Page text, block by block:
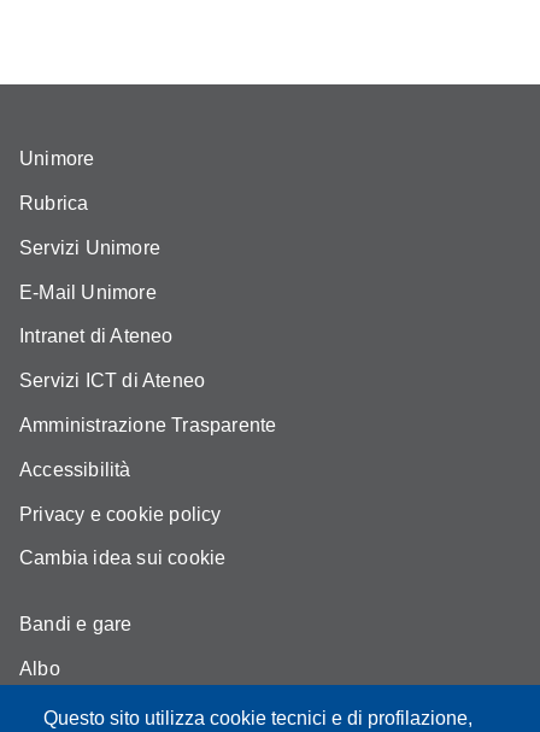
Questo sito utilizza cookie tecnici e di profilazione,
Unimore
Rubrica
Servizi Unimore
E-Mail Unimore
Intranet di Ateneo
Servizi ICT di Ateneo
Amministrazione Trasparente
Accessibilità
Privacy e cookie policy
Cambia idea sui cookie
Bandi e gare
Albo
Moodle - didattica online